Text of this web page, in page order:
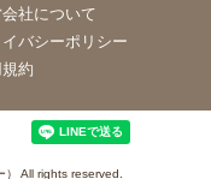
社について
バシーポリシー
約
） All rights reserved.